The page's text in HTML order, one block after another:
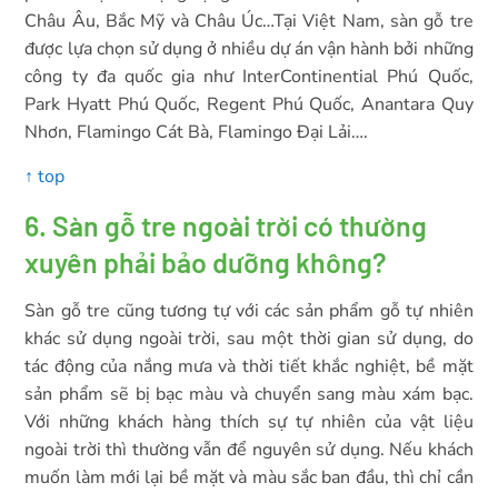
Châu Âu, Bắc Mỹ và Châu Úc…Tại Việt Nam, sàn gỗ tre
được lựa chọn sử dụng ở nhiều dự án vận hành bởi những
công ty đa quốc gia như InterContinential Phú Quốc,
Park Hyatt Phú Quốc, Regent Phú Quốc, Anantara Quy
Nhơn, Flamingo Cát Bà, Flamingo Đại Lải….
↑ top
6. Sàn gỗ tre ngoài trời có thường
xuyên phải bảo dưỡng không?
Sàn gỗ tre cũng tương tự với các sản phẩm gỗ tự nhiên
khác sử dụng ngoài trời, sau một thời gian sử dụng, do
tác động của nắng mưa và thời tiết khắc nghiệt, bề mặt
sản phẩm sẽ bị bạc màu và chuyển sang màu xám bạc.
Với những khách hàng thích sự tự nhiên của vật liệu
ngoài trời thì thường vẫn để nguyên sử dụng. Nếu khách
muốn làm mới lại bề mặt và màu sắc ban đầu, thì chỉ cần